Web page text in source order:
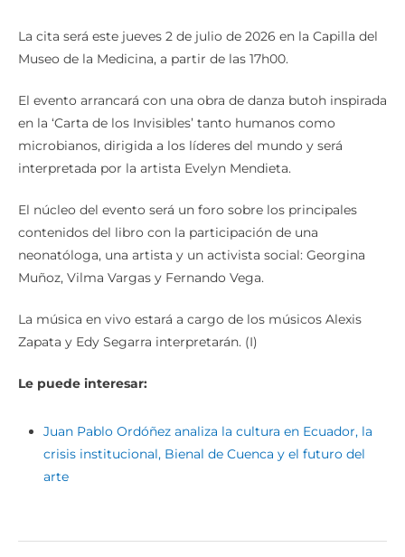
La cita será este jueves 2 de julio de 2026 en la Capilla del
Museo de la Medicina, a partir de las 17h00.
El evento arrancará con una obra de danza butoh inspirada
en la ‘Carta de los Invisibles’ tanto humanos como
microbianos, dirigida a los líderes del mundo y será
interpretada por la artista Evelyn Mendieta.
El núcleo del evento será un foro sobre los principales
contenidos del libro con la participación de una
neonatóloga, una artista y un activista social: Georgina
Muñoz, Vilma Vargas y Fernando Vega.
La música en vivo estará a cargo de los músicos Alexis
Zapata y Edy Segarra interpretarán. (I)
Le puede interesar:
Juan Pablo Ordóñez analiza la cultura en Ecuador, la
crisis institucional, Bienal de Cuenca y el futuro del
arte